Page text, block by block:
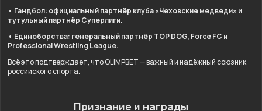
• Гандбол: официальный партнёр клуба «Чеховские медведи» и
тутульный партнёр Суперлиги.
• Единоборства: генеральный партнёр TOP DOG, Force FC и
Professional Wrestling League.
Всё это подтверждает, что OLIMPBET — важный и надёжный союзник
российского спорта.
Признание и награды